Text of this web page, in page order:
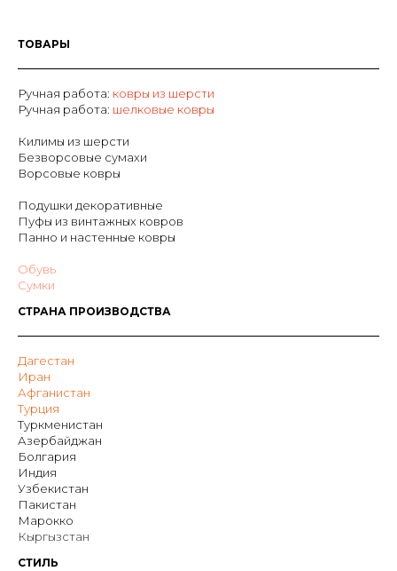
ТОВАРЫ
Ручная работа: ковры из шерсти
Ручная работа: шелковые ковры
Килимы из шерсти
Безворсовые сумахи
Ворсовые ковры
Подушки декоративные
Пуфы из винтажных ковров
Панно и настенные ковры
Обувь
Сумки
СТРАНА ПРОИЗВОДСТВА
Дагестан
Иран
Афганистан
Турция
Туркменистан
Азербайджан
Болгария
Индия
Узбекистан
Пакистан
Марокко
Кыргызстан
СТИЛЬ